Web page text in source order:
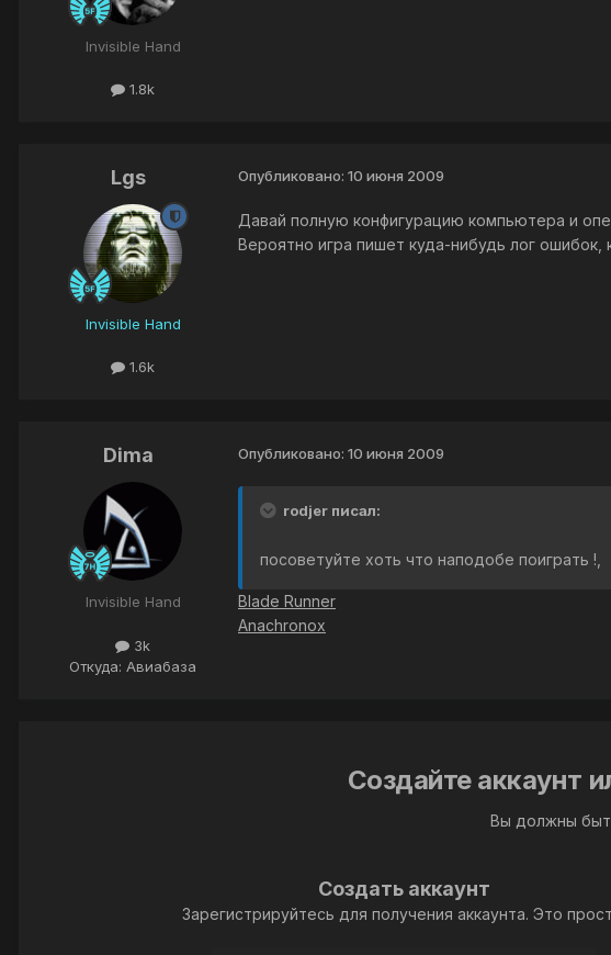
Invisible Hand
1.8k
Lgs
Invisible Hand
1.6k
Опубликовано: 10 июня 2009
Давай полную конфигурацию компьютера и
Вероятно игра пишет куда-нибудь лог
Dima
Invisible Hand
3k
Откуда: Авиабаза
Опубликовано: 10 июня 2009
rodjer писал:
посоветуйте хоть что наподобе поиграть !,
Blade Runner
Anachronox
Создайте аккаунт
Вы должны
Создать аккаунт
Зарегистрируйтесь для получения аккаунта. Это